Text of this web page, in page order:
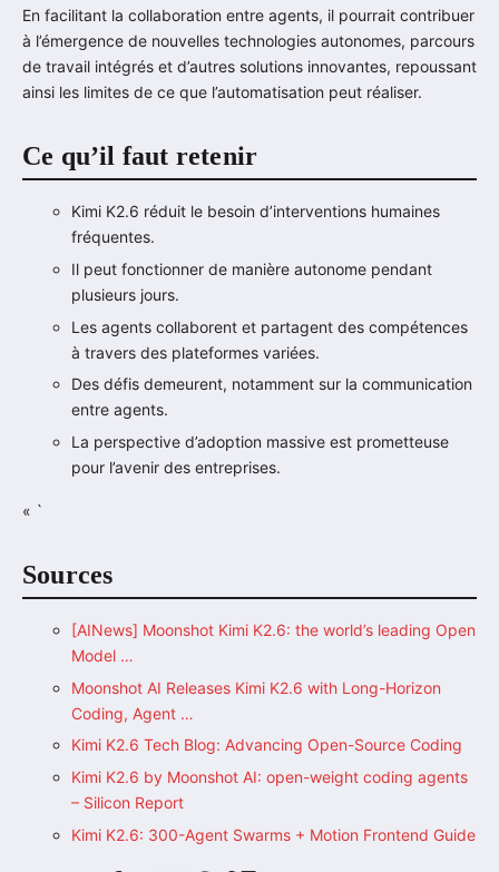
En facilitant la collaboration entre agents, il pourrait contribuer
à l’émergence de nouvelles technologies autonomes, parcours
de travail intégrés et d’autres solutions innovantes, repoussant
ainsi les limites de ce que l’automatisation peut réaliser.
Ce qu’il faut retenir
Kimi K2.6 réduit le besoin d’interventions humaines
fréquentes.
Il peut fonctionner de manière autonome pendant
plusieurs jours.
Les agents collaborent et partagent des compétences
à travers des plateformes variées.
Des défis demeurent, notamment sur la communication
entre agents.
La perspective d’adoption massive est prometteuse
pour l’avenir des entreprises.
« `
Sources
[AINews] Moonshot Kimi K2.6: the world’s leading Open
Model …
Moonshot AI Releases Kimi K2.6 with Long-Horizon
Coding, Agent …
Kimi K2.6 Tech Blog: Advancing Open-Source Coding
Kimi K2.6 by Moonshot AI: open-weight coding agents
– Silicon Report
Kimi K2.6: 300-Agent Swarms + Motion Frontend Guide